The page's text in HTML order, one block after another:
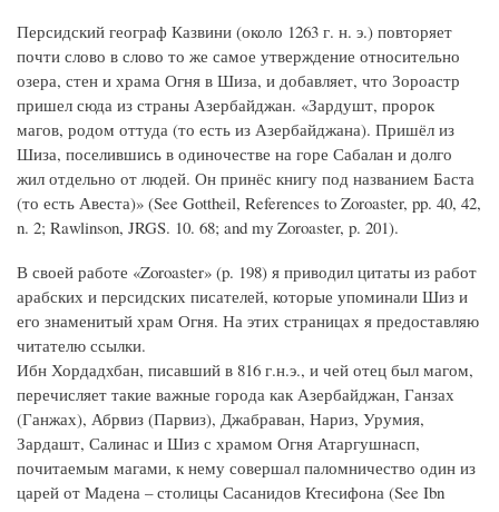
Персидский географ Казвини (около 1263 г. н. э.) повторяет
почти слово в слово то же самое утверждение относительно
озера, стен и храма Огня в Шиза, и добавляет, что Зороастр
пришел сюда из страны Азербайджан. «Зардушт, пророк
магов, родом оттуда (то есть из Азербайджана). Пришёл из
Шиза, поселившись в одиночестве на горе Сабалан и долго
жил отдельно от людей. Он принёс книгу под названием Баста
(то есть Авеста)» (See Gottheil, References to Zoroaster, pp. 40, 42,
n. 2; Rawlinson, JRGS. 10. 68; and my Zoroaster, p. 201).
В своей работе «Zoroaster» (p. 198) я приводил цитаты из работ
арабских и персидских писателей, которые упоминали Шиз и
его знаменитый храм Огня. На этих страницах я предоставляю
читателю ссылки.
Ибн Хордадхбан, писавший в 816 г.н.э., и чей отец был магом,
перечисляет такие важные города как Азербайджан, Ганзах
(Ганжах), Абрвиз (Парвиз), Джабраван, Нариз, Урумия,
Зардашт, Салинас и Шиз с храмом Огня Атаргушнасп,
почитаемым магами, к нему совершал паломничество один из
царей от Мадена – столицы Сасанидов Ктесифона (See Ibn